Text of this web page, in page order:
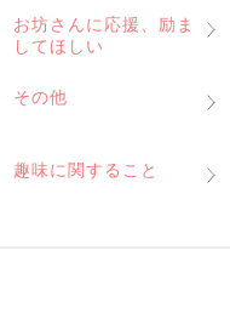
お坊さんに応援、励ま
してほしい
その他
趣味に関すること